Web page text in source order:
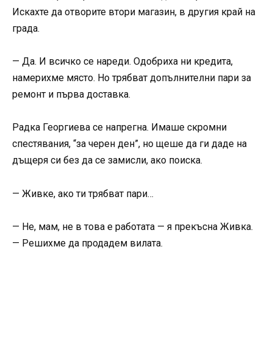
Искахте да отворите втори магазин, в другия край на
града.
— Да. И всичко се нареди. Одобриха ни кредита,
намерихме място. Но трябват допълнителни пари за
ремонт и първа доставка.
Радка Георгиева се напрегна. Имаше скромни
спестявания, “за черен ден”, но щеше да ги даде на
дъщеря си без да се замисли, ако поиска.
— Живке, ако ти трябват пари…
— Не, мам, не в това е работата — я прекъсна Живка.
— Решихме да продадем вилата.